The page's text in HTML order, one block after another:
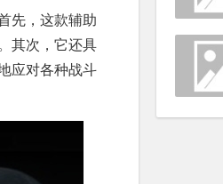
先，这款辅助
其次，它还具
应对各种战斗